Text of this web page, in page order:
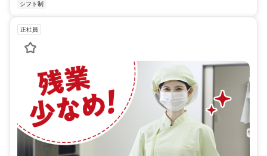
シフト制
正社員